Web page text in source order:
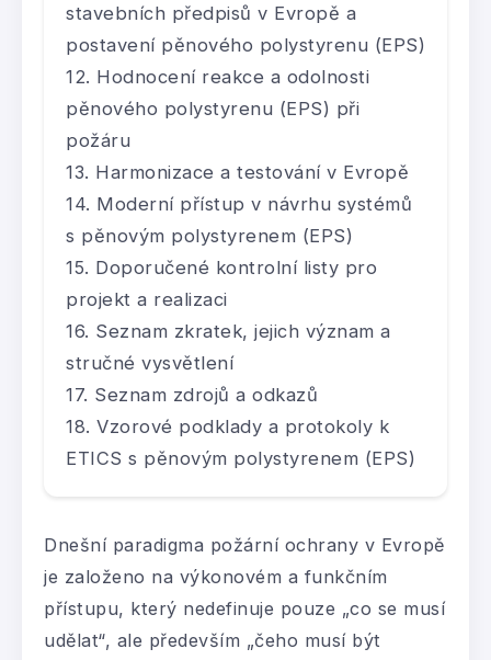
stavebních předpisů v Evropě a
postavení pěnového polystyrenu (EPS)
Hodnocení reakce a odolnosti
pěnového polystyrenu (EPS) při
požáru
Harmonizace a testování v Evropě
Moderní přístup v návrhu systémů
s pěnovým polystyrenem (EPS)
Doporučené kontrolní listy pro
projekt a realizaci
Seznam zkratek, jejich význam a
stručné vysvětlení
Seznam zdrojů a odkazů
Vzorové podklady a protokoly k
ETICS s pěnovým polystyrenem (EPS)
Dnešní paradigma požární ochrany v Evropě
je založeno na výkonovém a funkčním
přístupu, který nedefinuje pouze „co se musí
udělat“, ale především „čeho musí být